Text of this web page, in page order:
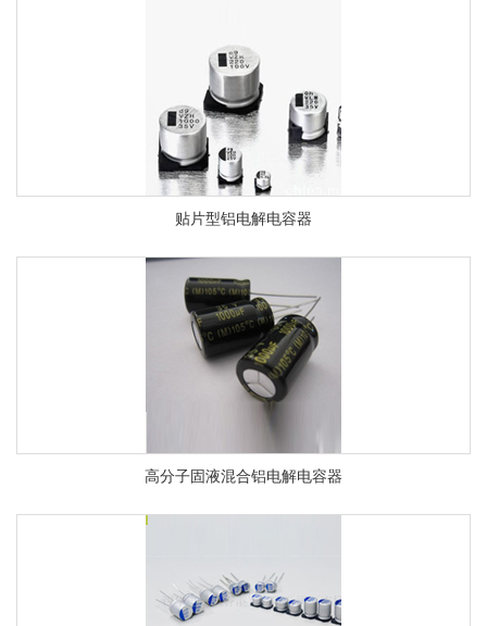
贴片型铝电解电容器
高分子固液混合铝电解电容器